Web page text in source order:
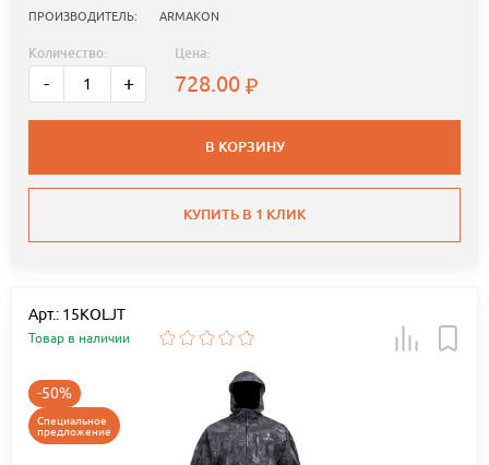
ПРОИЗВОДИТЕЛЬ: ARMAKON
Количество:
- +
Цена:
728.00
В КОРЗИНУ
КУПИТЬ В 1 КЛИК
Арт.: 15KOLJT
Товар в наличии
-50%
Специальное
предложение